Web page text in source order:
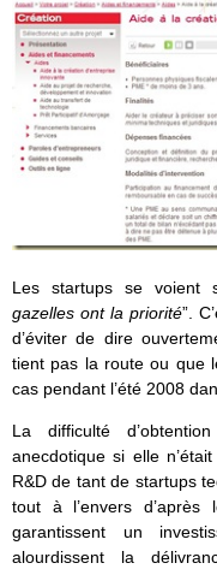
Les startups se voient
gazelles ont la priorité”.
d’éviter de dire
tient pas la route ou que
cas pendant l’été 2008
La difficulté
anecdotique si elle
R&D de tant de startups
tout à l’envers
garantissent un
alourdissent la